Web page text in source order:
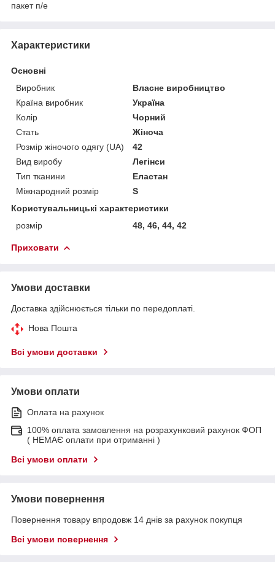
пакет п/е
Характеристики
Основні
Виробник
Власне виробництво
Країна виробник
Україна
Колір
Чорний
Стать
Жіноча
Розмір жіночого одягу (UA)
42
Вид виробу
Легінси
Тип тканини
Еластан
Міжнародний розмір
S
Користувальницькі характеристики
розмір
48, 46, 44, 42
Приховати
Умови доставки
Доставка здійснюється тільки по передоплаті.
Нова Пошта
Всі умови доставки
Умови оплати
Оплата на рахунок
100% оплата замовлення на розрахунковий рахунок ФОП
( НЕМАЄ оплати при отриманні )
Всі умови оплати
Умови повернення
Повернення товару впродовж 14 днів за рахунок покупця
Всі умови повернення